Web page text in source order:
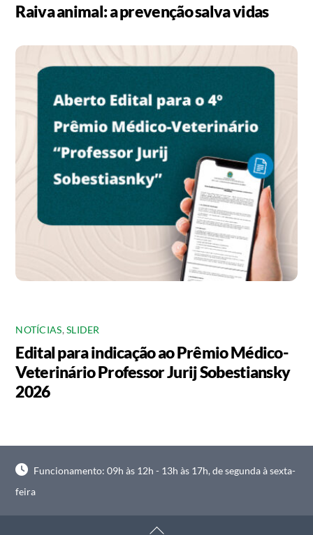
Raiva animal: a prevenção salva vidas
NOTÍCIAS,SLIDER
Edital para indicação ao Prêmio Médico-
Veterinário Professor Jurij Sobestiansky
2026
Funcionamento: 09h às 12h - 13h às 17h, de segunda à sexta-
feira
Back